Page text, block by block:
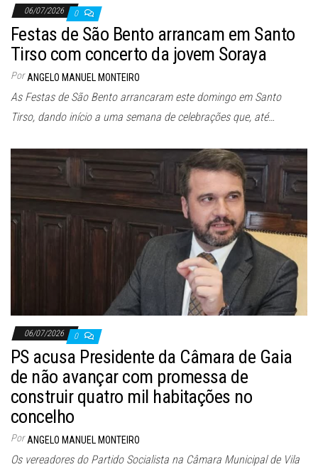
06/07/2026 0
Festas de São Bento arrancam em Santo
Tirso com concerto da jovem Soraya
Por ANGELO MANUEL MONTEIRO
As Festas de São Bento arrancaram este domingo em Santo
Tirso, dando início a uma semana de celebrações que, até…
06/07/2026 0
PS acusa Presidente da Câmara de Gaia
de não avançar com promessa de
construir quatro mil habitações no
concelho
Por ANGELO MANUEL MONTEIRO
Os vereadores do Partido Socialista na Câmara Municipal de Vila